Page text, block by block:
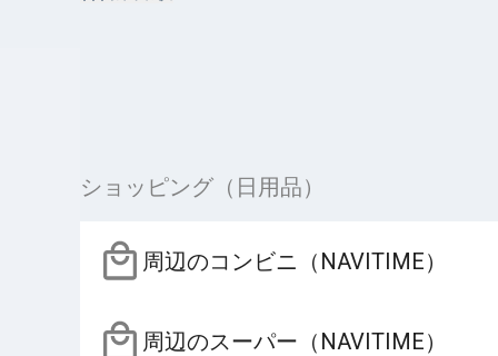
ショッピング（日用品）
周辺のコンビニ（NAVITIME）
周辺のスーパー（NAVITIME）